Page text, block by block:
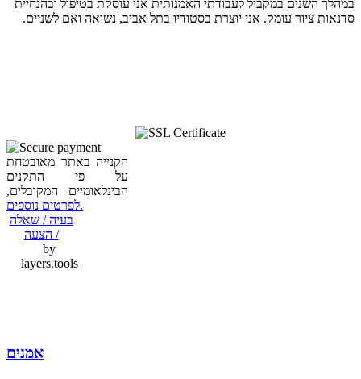
במהלך השנים במקביל לעבודתי האמנותית אני עוסקת בטיפול ובהנחיית
סדנאות ציור עומק. אני יוצרת בסטודיו בתל אביב, נשואה ואם לשניים.
הקנייה באתר מאובטחת
על פי התקנים
הבינלאומיים המקובלים,
לפרטים נוספים.
בעיה / שאלה
/ הצעה
by
layers.tools
אמנים